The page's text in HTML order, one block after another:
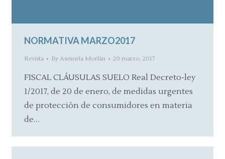
NORMATIVA MARZO2017
Revista By Asesoría Morlán 20 marzo, 2017
FISCAL CLÁUSULAS SUELO Real Decreto-ley
1/2017, de 20 de enero, de medidas urgentes
de protección de consumidores en materia
de…